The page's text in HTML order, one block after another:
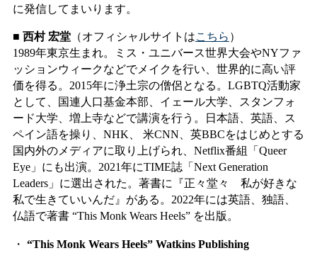
に発信してまいります。
■ 西村 宏堂（オフィシャルサイトはこちら ）
1989年東京生まれ。ミス・ユニバース世界大会やNYファ
ッションウィークなどでメイクを行い、世界的に高い評
価を得る。2015年に浄土宗の僧侶となる。LGBTQ活動家
として、国連人口基金本部、イェール大学、スタンフォ
ード大学、増上寺などで講演を行う。日本語、英語、ス
ペイン語を操り、NHK、 米CNN、英BBCをはじめとする
国内外のメディアに取り上げられ、Netflix番組「Queer
Eye」にも出演。2021年にTIME誌「Next Generation
Leaders」に選出された。著書に『正々堂々 私が好きな
私で生きていいんだ』がある。2022年には英語、独語、
仏語で著書 “This Monk Wears Heels” を出版。
・ “This Monk Wears Heels” Watkins Publishing